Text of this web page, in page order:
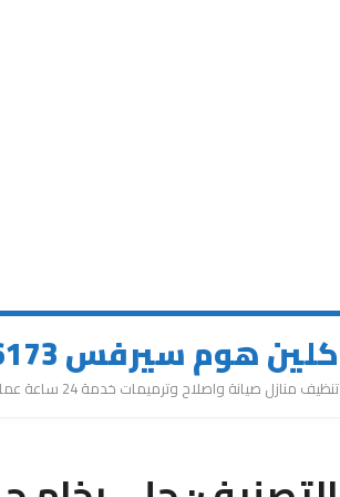
كلين هوم سيرفس 0543626173
تنظيف منازل صيانة واصلاح وترميمات خدمة 24 ساعة عمالة مميزة